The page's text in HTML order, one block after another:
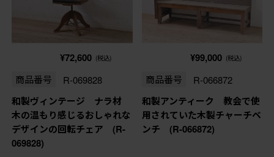
¥72,600 (税込)
商品番号 R-069828
和製ヴィンテージ ナラ材
木の温もり感じるおしゃれな
デザインの回転チェア (R-
069828)
¥99,000 (税込)
商品番号 R-066872
和製アンティーク 教会で使
用されていた木製チャーチベ
ンチ (R-066872)